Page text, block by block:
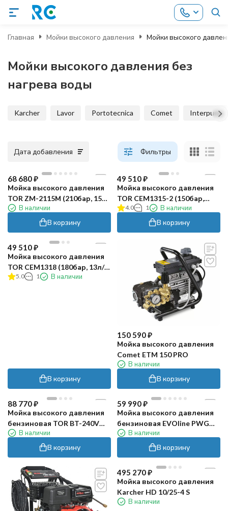
Главная Мойки высокого давления Мойки высокого
Мойки высокого давления без
нагрева воды
Karcher Lavor Portotecnica Comet Interpump
Дата добавления Фильтры
68 680₽
Мойка высокого давления
TOR ZM-2115М (210бар, 15л/
мин)В наличии
В корзину
49 510₽
Мойка высокого давления
TOR CEM1315-2 (150бар,
13л/мин)
4.0 1 В наличии
В корзину
49 510₽
Мойка высокого давления
TOR CEM1318 (180бар, 13л/
мин)
5.0 1 В наличии
В корзину
150 590₽
Мойка высокого давления
Comet ETM 150 PRO
В наличии
В корзину
88 770₽
Мойка высокого давления
бензиновая TOR BT-240V
(250бар, 15л/мин)
В наличии
В корзину
59 990₽
Мойка высокого давления
бензиновая EVOline PWG
2310 (155бар, 10л/мин)
В наличии
В корзину
495 270₽
Мойка высокого давления
Karcher HD 10/25-4 S
В наличии